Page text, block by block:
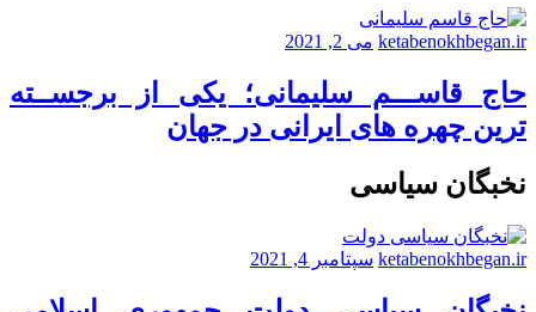
ketabenokhbegan.ir می 2, 2021
حاج قاســـم سلیمانی؛ یکی از برجســته
ترین چهره های ایرانی در جهان
نخبگان سیاسی
ketabenokhbegan.ir سپتامبر 4, 2021